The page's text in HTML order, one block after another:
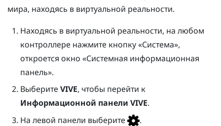
мира, находясь в виртуальной реальности.
Находясь в виртуальной реальности, на любом
контроллере нажмите кнопку «Система»,
откроется окно «Системная информационная
панель».
Выберите VIVE, чтобы перейти к
Информационной панели VIVE.
На левой панели выберите
.